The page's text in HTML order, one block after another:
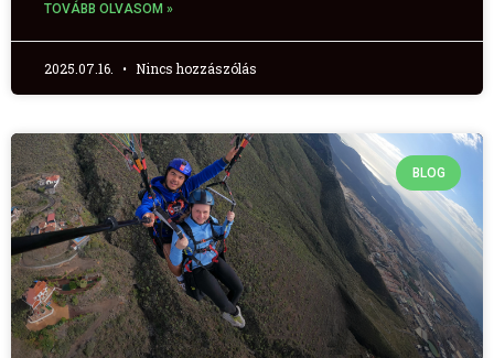
TOVÁBB OLVASOM »
2025.07.16. Nincs hozzászólás
BLOG